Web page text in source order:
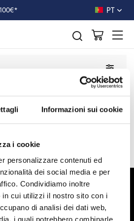
Informazioni sui cookie
i cookie
personalizzare contenuti ed
dei social media e per
Condividiamo inoltre
in cui utilizzi il nostro sito con i
di analisi dei dati web,
i quali potrebbero combinarle
PT
Toggle
12 p